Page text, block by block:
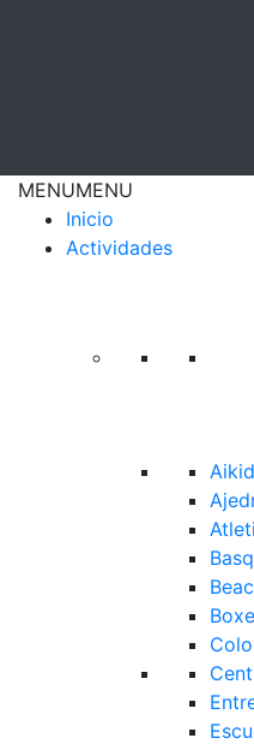
MENUMENU
Inicio
Actividades